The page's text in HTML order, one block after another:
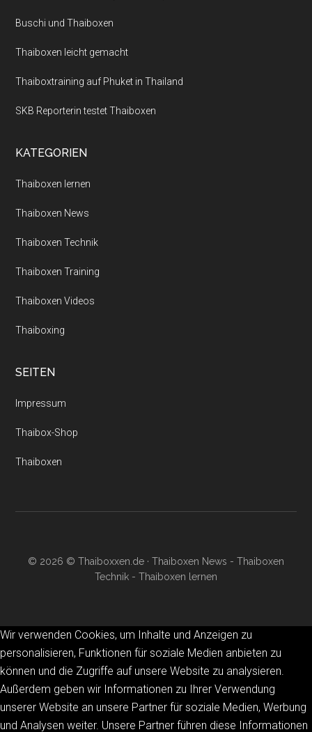
Buschi und Thaiboxen
Thaiboxen leicht gemacht
Thaiboxtraining auf Phuket in Thailand
SKB Reporterin testet Thaiboxen
KATEGORIEN
Thaiboxen lernen
Thaiboxen News
Thaiboxen Technik
Thaiboxen Training
Thaiboxen Videos
Thaiboxing
SEITEN
Impressum
Thaibox-Shop
Thaiboxen
© 2026 © Thaiboxxen.de · Thaiboxen News - Thaiboxen
Technik - Thaiboxen lernen
Wir verwenden Cookies, um Inhalte und Anzeigen zu
personalisieren, Funktionen für soziale Medien anbieten zu
können und die Zugriffe auf unsere Website zu analysieren.
Außerdem geben wir Informationen zu Ihrer Verwendung
unserer Website an unsere Partner für soziale Medien, Werbung
und Analysen weiter. Unsere Partner führen diese Informationen